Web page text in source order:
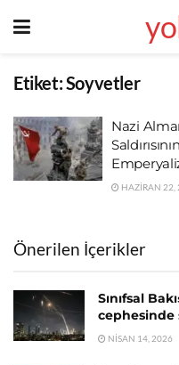
Etiket:Soyvetler
Nazi
HAZIRAN 22,
Önerilen İçerikler
Sınıfsal
cephesinde
NISAN 14, 2026